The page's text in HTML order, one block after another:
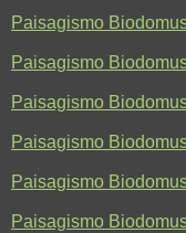
Paisagismo
Paisagismo
Paisagismo
Paisagismo
Paisagismo
Paisagismo